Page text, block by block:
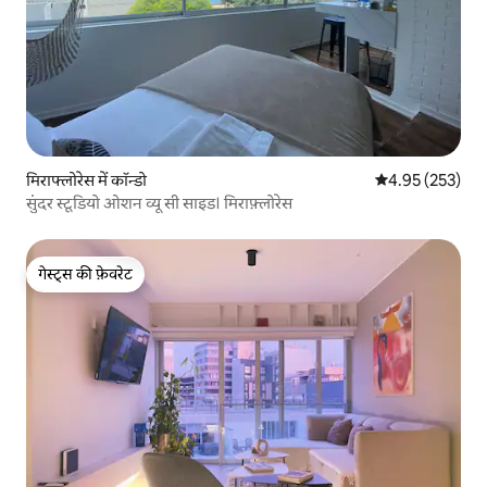
मिराफ्लोरेस में कॉन्डो औसत रेटिंग 5 में से
4.95 (253)
सुंदर स्टूडियो ओशन व्यू सी साइड। मिराफ़्लोरेस
गेस्ट्स की फ़ेवरेट
गेस्ट्स की फ़ेवरेट